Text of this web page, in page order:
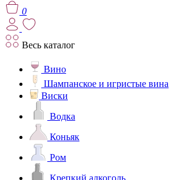
0
Весь каталог
Вино
Шампанское и игристые вина
Виски
Водка
Коньяк
Ром
Крепкий алкоголь